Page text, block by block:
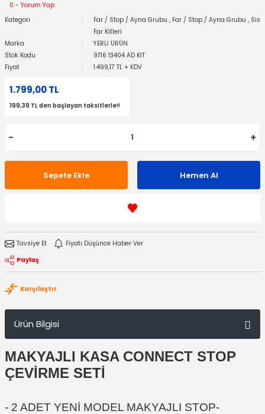
0 - Yorum Yap
Kategori
Far / Stop / Ayna Grubu , Far / Stop / Ayna Grubu , Sis
Far Kitleri
Marka
YERLİ ÜRÜN
Stok Kodu
9T16 13404 AD KİT
Fiyat
1.499,17 TL + KDV
1.799,00 TL
199,39 TL den başlayan taksitlerle!!
Sepete Ekle Hemen Al
Tavsiye Et
Fiyatı Düşünce Haber Ver
Paylaş
Karşılaştır
Ürün Bilgisi
MAKYAJLI KASA CONNECT STOP
ÇEVİRME SETİ
- 2 ADET YENİ MODEL MAKYAJLI STOP-